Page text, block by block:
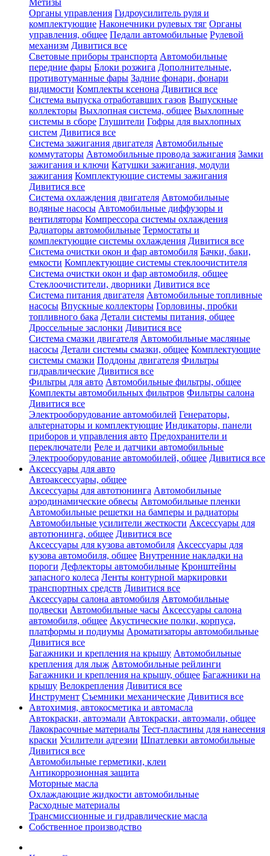
Метизы
Органы управления Гидроусилитель руля и
комплектующие Наконечники рулевых тяг Органы
управления, общее Педали автомобильные Рулевой
механизм Дивитися все
Световые приборы транспорта Автомобильные
передние фары Блоки розжига Дополнительные,
противотуманные фары Задние фонари, фонари
видимости Комплекты ксенона Дивитися все
Система выпуска отработавших газов Выпускные
коллекторы Выхлопная система, общее Выхлопные
системы в сборе Глушители Гофры для выхлопных
систем Дивитися все
Система зажигания двигателя Автомобильные
коммутаторы Автомобильные провода зажигания Замки
зажигания и ключи Катушки зажигания, модули
зажигания Комплектующие системы зажигания
Дивитися все
Система охлаждения двигателя Автомобильные
водяные насосы Автомобильные диффузоры и
вентиляторы Компрессора системы охлаждения
Радиаторы автомобильные Термостаты и
комплектующие системы охлаждения Дивитися все
Система очистки окон и фар автомобиля Бачки, баки,
емкости Комплектующие системы стеклоочистителя
Система очистки окон и фар автомобиля, общее
Стеклоочистители, дворники Дивитися все
Система питания двигателя Автомобильные топливные
насосы Впускные коллекторы Горловины, пробки
топливного бака Детали системы питания, общее
Дроссельные заслонки Дивитися все
Система смазки двигателя Автомобильные масляные
насосы Детали системы смазки, общее Комплектующие
системы смазки Поддоны двигателя Фильтры
гидравлические Дивитися все
Фильтры для авто Автомобильные фильтры, общее
Комплекты автомобильных фильтров Фильтры салона
Дивитися все
Электрооборудование автомобилей Генераторы,
альтернаторы и комплектующие Индикаторы, панели
приборов и управления авто Предохранители и
переключатели Реле и датчики автомобильные
Электрооборудование автомобилей, общее Дивитися все
Аксессуары для авто
Автоаксессуары, общее
Аксессуары для автотюнинга Автомобильные
аэродинамические обвесы Автомобильные пленки
Автомобильные решетки на бамперы и радиаторы
Автомобильные усилители жесткости Аксессуары для
автотюнинга, общее Дивитися все
Аксессуары для кузова автомобиля Аксессуары для
кузова автомобиля, общее Внутренние накладки на
пороги Дефлекторы автомобильные Кронштейны
запасного колеса Ленты контурной маркировки
транспортных средств Дивитися все
Аксессуары салона автомобиля Автомобильные
подвески Автомобильные часы Аксессуары салона
автомобиля, общее Акустические полки, корпуса,
платформы и подиумы Ароматизаторы автомобильные
Дивитися все
Багажники и крепления на крышу Автомобильные
крепления для лыж Автомобильные рейлинги
Багажники и крепления на крышу, общее Багажники на
крышу Велокрепления Дивитися все
Инструмент Съемники механические Дивитися все
Автохимия, автокосметика и автомасла
Автокраски, автоэмали Автокраски, автоэмали, общее
Лакокрасочные материалы Тест-пластины для нанесения
краски Усилители адгезии Шпатлевки автомобильные
Дивитися все
Автомобильные герметики, клеи
Антикоррозионная защита
Моторные масла
Охлаждающие жидкости автомобильные
Расходные материалы
Трансмиссионные и гидравлические масла
Собственное производство